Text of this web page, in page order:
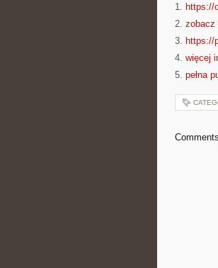
1. https://
2. zobacz
3. https://
4. więcej
5. pełna